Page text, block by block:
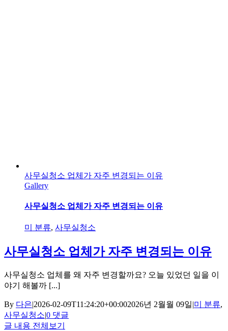
사무실청소 업체가 자주 변경되는 이유
Gallery
사무실청소 업체가 자주 변경되는 이유
미 분류, 사무실청소
사무실청소 업체가 자주 변경되는 이유
사무실청소 업체를 왜 자주 변경할까요? 오늘 있었던 일을 이
야기 해볼까 [...]
By 다은|2026-02-09T11:24:20+00:002026년 2월월 09일|미 분류,
사무실청소|0 댓글
글 내용 전체보기